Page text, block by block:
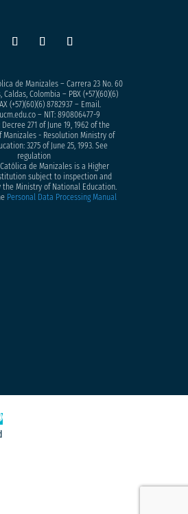
de Manizales – Carrera 23 No. 60
Caldas, Colombia – PBX (+57)(60)(6)
(+57)(60)(6) 8782937 – Email.
– NIT: 890806477-9
271 of June 19, 1962 of the
Manizales - Resolution Ministry of
3275 of June 25, 1993. See
regulation
de Manizales is a Higher
subject to inspection and
the Ministry of National Education.
Personal Data Processing Manual